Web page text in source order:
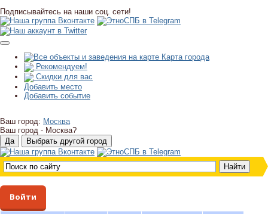
Подписывайтесь на наши соц. сети!
Карта города
Рекомендуем!
Скидки для вас
Добавить место
Добавить событие
Ваш город: Москва
Ваш город - Москва?
Войти